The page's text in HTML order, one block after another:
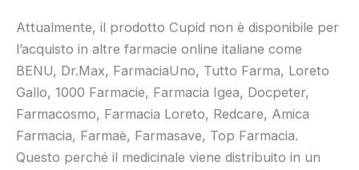
Attualmente, il prodotto Cupid non è disponibile per
l’acquisto in altre farmacie online italiane come
BENU, Dr.Max, FarmaciaUno, Tutto Farma, Loreto
Gallo, 1000 Farmacie, Farmacia Igea, Docpeter,
Farmacosmo, Farmacia Loreto, Redcare, Amica
Farmacia, Farmaè, Farmasave, Top Farmacia.
Questo perché il medicinale viene distribuito in un